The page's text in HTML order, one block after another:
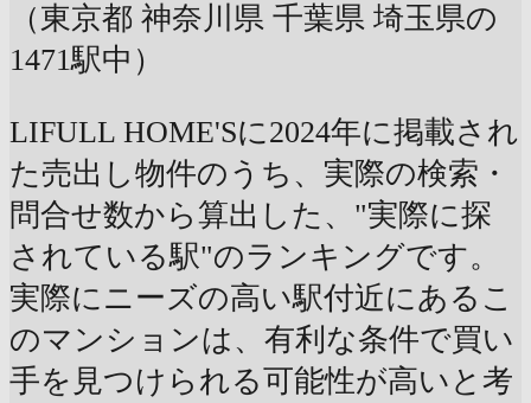
（東京都 神奈川県 千葉県 埼玉県の
1471駅中）
LIFULL HOME'Sに2024年に掲載され
た売出し物件のうち、実際の検索・
問合せ数から算出した、"実際に探
されている駅"のランキングです。
実際にニーズの高い駅付近にあるこ
のマンションは、有利な条件で買い
手を見つけられる可能性が高いと考